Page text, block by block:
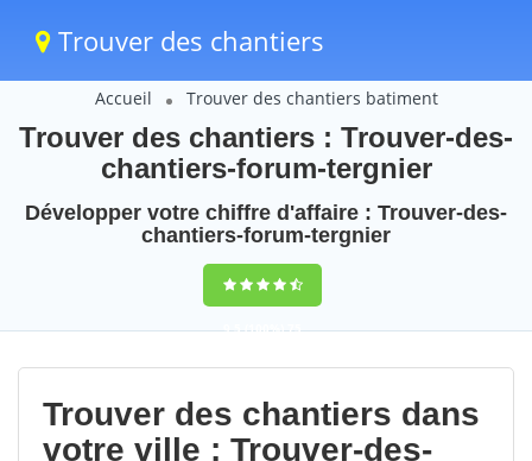
Trouver des chantiers
Accueil Trouver des chantiers batiment
Trouver des chantiers : Trouver-des-
chantiers-forum-tergnier
Développer votre chiffre d'affaire : Trouver-des-
chantiers-forum-tergnier
9,5(100%)75
votes
Trouver des chantiers dans
votre ville : Trouver-des-